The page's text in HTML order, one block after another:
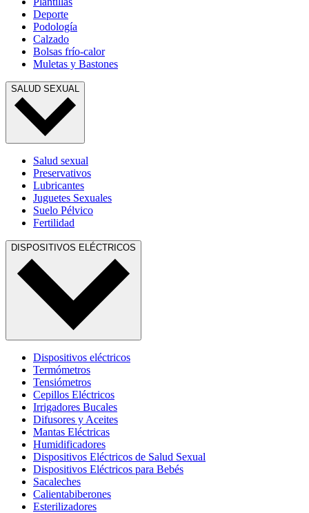
Deporte
Podología
Calzado
Bolsas frío-calor
Muletas y Bastones
SALUD SEXUAL
Salud sexual
Preservativos
Lubricantes
Juguetes Sexuales
Suelo Pélvico
Fertilidad
DISPOSITIVOS ELÉCTRICOS
Dispositivos eléctricos
Termómetros
Tensiómetros
Cepillos Eléctricos
Irrigadores Bucales
Difusores y Aceites
Mantas Eléctricas
Humidificadores
Dispositivos Eléctricos de Salud Sexual
Dispositivos Eléctricos para Bebés
Sacaleches
Calientabiberones
Esterilizadores